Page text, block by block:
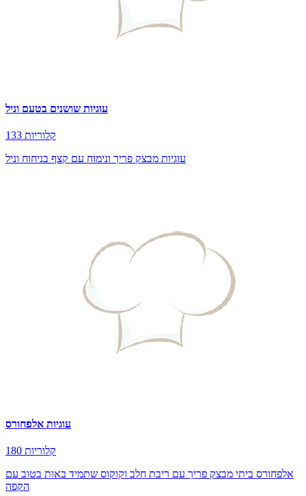
עוגיות שושנים בטעם וניל
133 קלוריות
עוגיות מבצק פריך ונימוח עם קצף בניחוח וניל
עוגיות אלפחורס
180 קלוריות
אלפחורס ביתי מבצק פריך עם ריבת חלב וקוקוס שתמיד באות בטוב עם
הקפה